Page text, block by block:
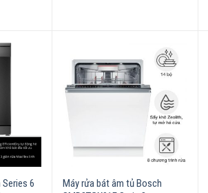
6
Máy rửa bát âm tủ Bosch